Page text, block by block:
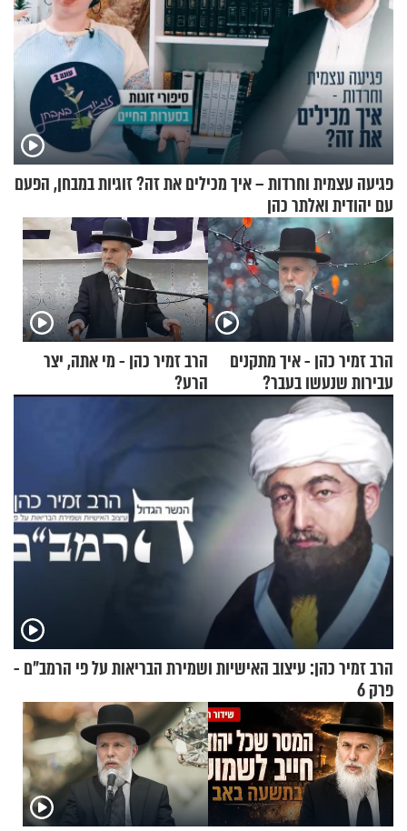
פגיעה עצמית וחרדות – איך מכילים את זה? זוגיות במבחן, הפעם
עם יהודית ואלתר כהן
הרב זמיר כהן - איך מתקנים
עבירות שנעשו בעבר?
הרב זמיר כהן - מי אתה, יצר
הרע?
הרב זמיר כהן: עיצוב האישיות ושמירת הבריאות על פי הרמב"ם -
פרק 6